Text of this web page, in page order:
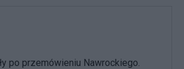
po przemówieniu Nawrockiego.